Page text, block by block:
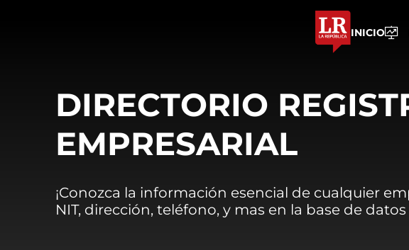
INICIO
DIRECTORIO
EMPRESARIAL
¡Conozca la información esencial de cualquier
NIT, dirección, teléfono, y mas en la base de